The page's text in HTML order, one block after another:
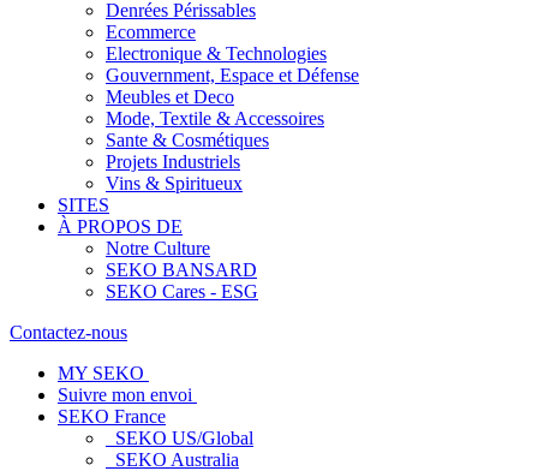
Denrées Périssables
Ecommerce
Electronique & Technologies
Gouvernment, Espace et Défense
Meubles et Deco
Mode, Textile & Accessoires
Sante & Cosmétiques
Projets Industriels
Vins & Spiritueux
SITES
À PROPOS DE
Notre Culture
SEKO BANSARD
SEKO Cares - ESG
Contactez-nous
MY SEKO
Suivre mon envoi
SEKO France
SEKO US/Global
SEKO Australia